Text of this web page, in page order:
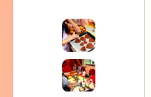
クレモンティーヌ – 新百合ヶ丘の料理教